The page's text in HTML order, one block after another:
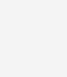
en la